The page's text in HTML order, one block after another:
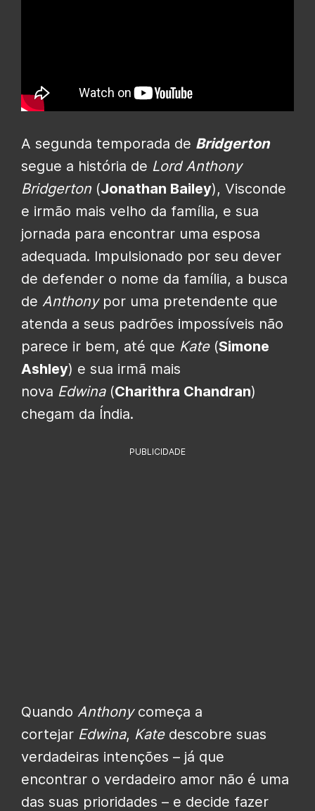
A segunda temporada de Bridgerton
segue a história de Lord Anthony
Bridgerton (Jonathan Bailey), Visconde
e irmão mais velho da família, e sua
jornada para encontrar uma esposa
adequada. Impulsionado por seu dever
de defender o nome da família, a busca
de Anthonypor uma pretendente que
atenda a seus padrões impossíveis não
parece ir bem, até que Kate(Simone
Ashley) e sua irmã mais
nova Edwina(Charithra Chandran)
chegam da Índia.
PUBLICIDADE
Quando Anthonycomeça a
cortejar Edwina, Katedescobre suas
verdadeiras intenções – já que
encontrar o verdadeiro amor não é uma
das suas prioridades – e decide fazer